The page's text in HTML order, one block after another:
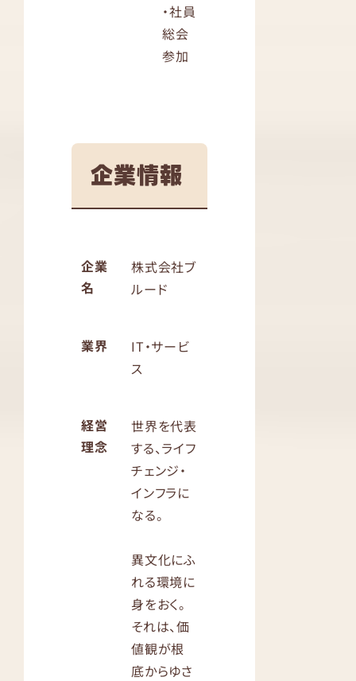
・社員
総会
参加
企業情報
企業
名
株式会社ブ
ルード
業界
IT・サービ
ス
経営
理念
世界を代表
する、ライフ
チェンジ・
インフラに
なる。
異文化にふ
れる環境に
身をおく。
それは、価
値観が根
底からゆさ